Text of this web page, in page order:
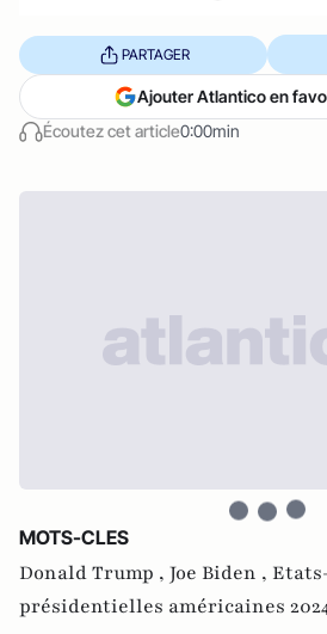
Écoutez cet article0:00min
PARTAGER
Ajouter Atlantico en
MOTS-CLES
Donald Trump , Joe Biden ,
présidentielles américaines